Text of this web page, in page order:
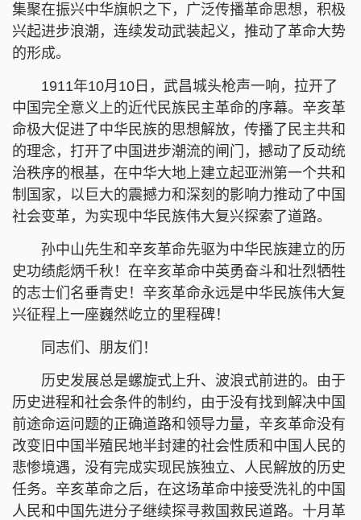
集聚在振兴中华旗帜之下，广泛传播革命思想，积极
兴起进步浪潮，连续发动武装起义，推动了革命大势
的形成。
1911年10月10日，武昌城头枪声一响，拉开了
中国完全意义上的近代民族民主革命的序幕。辛亥革
命极大促进了中华民族的思想解放，传播了民主共和
的理念，打开了中国进步潮流的闸门，撼动了反动统
治秩序的根基，在中华大地上建立起亚洲第一个共和
制国家，以巨大的震撼力和深刻的影响力推动了中国
社会变革，为实现中华民族伟大复兴探索了道路。
孙中山先生和辛亥革命先驱为中华民族建立的历
史功绩彪炳千秋！在辛亥革命中英勇奋斗和壮烈牺牲
的志士们名垂青史！辛亥革命永远是中华民族伟大复
兴征程上一座巍然屹立的里程碑！
同志们、朋友们！
历史发展总是螺旋式上升、波浪式前进的。由于
历史进程和社会条件的制约，由于没有找到解决中国
前途命运问题的正确道路和领导力量，辛亥革命没有
改变旧中国半殖民地半封建的社会性质和中国人民的
悲惨境遇，没有完成实现民族独立、人民解放的历史
任务。辛亥革命之后，在这场革命中接受洗礼的中国
人民和中国先进分子继续探寻救国救民道路。十月革